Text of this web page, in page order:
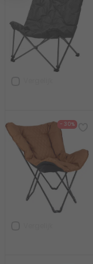
- 30%